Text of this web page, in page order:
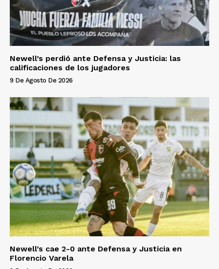
Newell’s perdió ante Defensa y Justicia: las
calificaciones de los jugadores
9 De Agosto De 2026
Newell’s cae 2-0 ante Defensa y Justicia en
Florencio Varela